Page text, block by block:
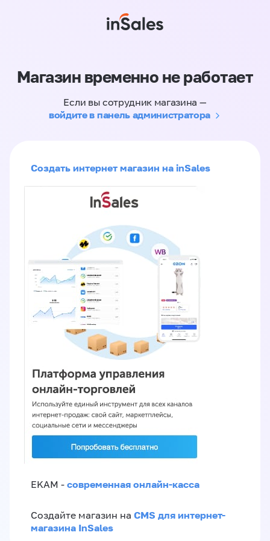
Магазин временно не работает
Если вы сотрудник магазина —
войдите в панель администратора
Создать интернет магазин на inSales
EKAM - современная онлайн-касса
Создайте магазин на CMS для интернет-
магазина InSales